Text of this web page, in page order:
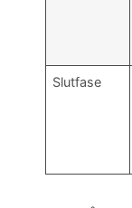
Slutfase